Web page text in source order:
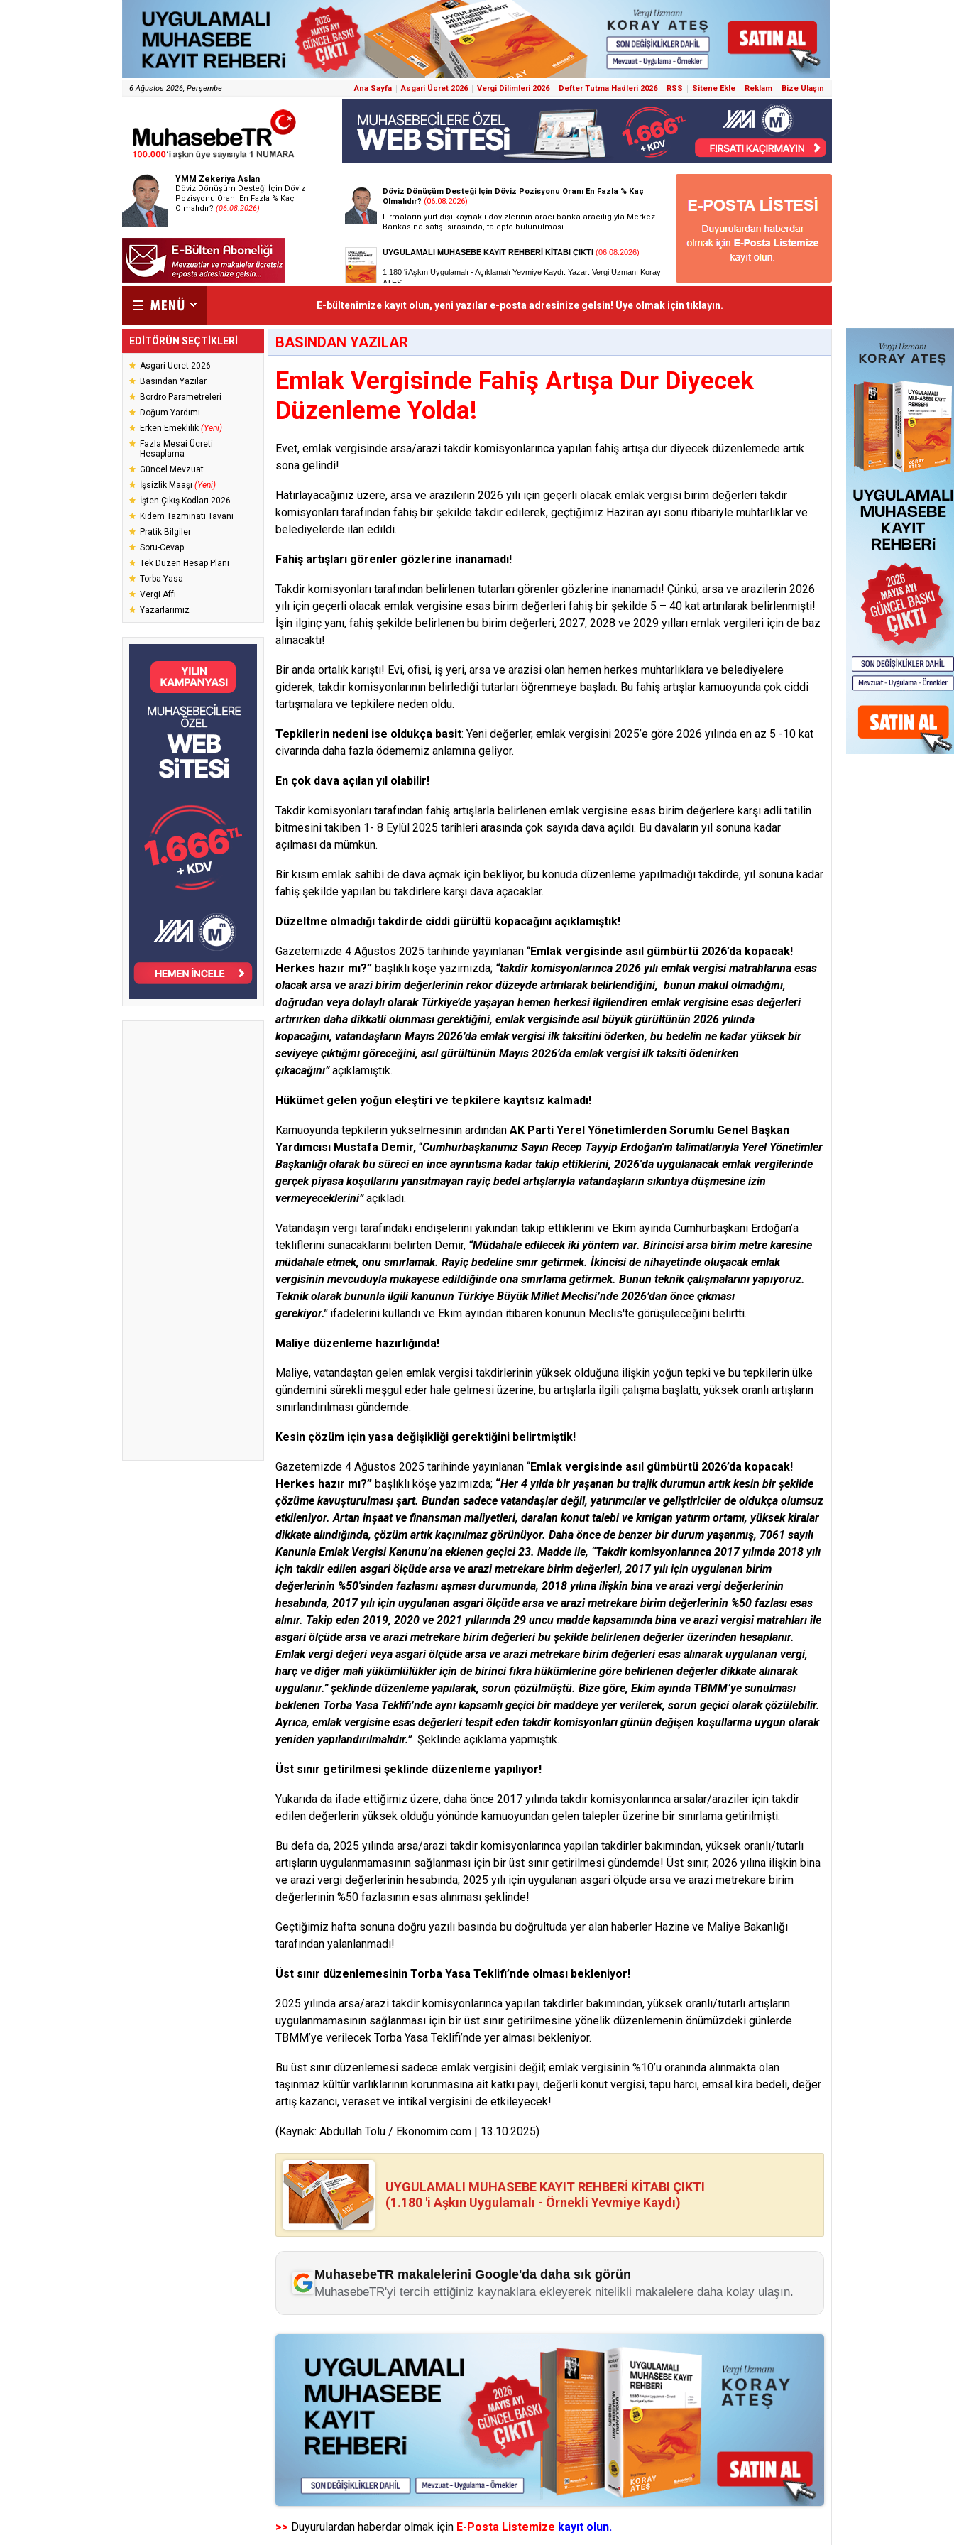
6 Ağustos 2026, Perşembe Ana Sayfa Asgari Ücret 2026 Vergi Dilimleri 2026 Defter Tutma Hadleri 2026 RSS Sitene Ekle Reklam Bize Ulaşın
YMM Zekeriya Aslan
Döviz Dönüşüm Desteği İçin Döviz
Pozisyonu Oranı En Fazla % Kaç
Olmalıdır? (06.08.2026)
E-bültenimize kayıt olun, yeni yazılar e-posta adresinize gelsin! Üye olmak için tıklayın.
EDİTÖRÜN SEÇTİKLERİ
Asgari Ücret 2026
Basından Yazılar
Bordro Parametreleri
Doğum Yardımı
Erken Emeklilik (Yeni)
Fazla Mesai Ücreti
Hesaplama
Güncel Mevzuat
İşsizlik Maaşı (Yeni)
İşten Çıkış Kodları 2026
Kıdem Tazminatı Tavanı
Pratik Bilgiler
Soru-Cevap
Tek Düzen Hesap Planı
Torba Yasa
Vergi Affı
Yazarlarımız
BASINDAN YAZILAR
Emlak Vergisinde Fahiş Artışa Dur Diyecek
Düzenleme Yolda!
Evet, emlak vergisinde arsa/arazi takdir komisyonlarınca yapılan fahiş artışa dur diyecek düzenlemede artık
sona gelindi!
Hatırlayacağınız üzere, arsa ve arazilerin 2026 yılı için geçerli olacak emlak vergisi birim değerleri takdir
komisyonları tarafından fahiş bir şekilde takdir edilerek, geçtiğimiz Haziran ayı sonu itibariyle muhtarlıklar ve
belediyelerde ilan edildi.
Fahiş artışları görenler gözlerine inanamadı!
Takdir komisyonları tarafından belirlenen tutarları görenler gözlerine inanamadı! Çünkü, arsa ve arazilerin 2026
yılı için geçerli olacak emlak vergisine esas birim değerleri fahiş bir şekilde 5 – 40 kat artırılarak belirlenmişti!
İşin ilginç yanı, fahiş şekilde belirlenen bu birim değerleri, 2027, 2028 ve 2029 yılları emlak vergileri için de baz
alınacaktı!
Bir anda ortalık karıştı! Evi, ofisi, iş yeri, arsa ve arazisi olan hemen herkes muhtarlıklara ve belediyelere
giderek, takdir komisyonlarının belirlediği tutarları öğrenmeye başladı. Bu fahiş artışlar kamuoyunda çok ciddi
tartışmalara ve tepkilere neden oldu.
Tepkilerin nedeni ise oldukça basit: Yeni değerler, emlak vergisini 2025’e göre 2026 yılında en az 5 -10 kat
civarında daha fazla ödememiz anlamına geliyor.
En çok dava açılan yıl olabilir!
Takdir komisyonları tarafından fahiş artışlarla belirlenen emlak vergisine esas birim değerlere karşı adli tatilin
bitmesini takiben 1- 8 Eylül 2025 tarihleri arasında çok sayıda dava açıldı. Bu davaların yıl sonuna kadar
açılması da mümkün.
Bir kısım emlak sahibi de dava açmak için bekliyor, bu konuda düzenleme yapılmadığı takdirde, yıl sonuna kadar
fahiş şekilde yapılan bu takdirlere karşı dava açacaklar.
Düzeltme olmadığı takdirde ciddi gürültü kopacağını açıklamıştık!
Gazetemizde 4 Ağustos 2025 tarihinde yayınlanan “Emlak vergisinde asıl gümbürtü 2026’da kopacak!
Herkes hazır mı?” başlıklı köşe yazımızda; “takdir komisyonlarınca 2026 yılı emlak vergisi matrahlarına esas
olacak arsa ve arazi birim değerlerinin rekor düzeyde artırılarak belirlendiğini, bunun makul olmadığını,
doğrudan veya dolaylı olarak Türkiye’de yaşayan hemen herkesi ilgilendiren emlak vergisine esas değerleri
artırırken daha dikkatli olunması gerektiğini, emlak vergisinde asıl büyük gürültünün 2026 yılında
kopacağını, vatandaşların Mayıs 2026’da emlak vergisi ilktaksitiniöderken, bu bedelin ne kadar yüksek bir
seviyeye çıktığını göreceğini, asıl gürültünün Mayıs 2026’da emlak vergisi ilktaksitiödenirken
çıkacağını”açıklamıştık.
Hükümet gelen yoğun eleştiri ve tepkilere kayıtsız kalmadı!
Kamuoyunda tepkilerin yükselmesinin ardından AK Parti Yerel Yönetimlerden Sorumlu Genel Başkan
Yardımcısı Mustafa Demir, “Cumhurbaşkanımız Sayın Recep Tayyip Erdoğan'ın talimatlarıyla Yerel Yönetimler
Başkanlığı olarak bu süreci en ince ayrıntısına kadar takip ettiklerini, 2026'da uygulanacak emlak vergilerinde
gerçek piyasa koşullarını yansıtmayan rayiç bedel artışlarıyla vatandaşların sıkıntıya düşmesine izin
vermeyeceklerini”açıkladı.
Vatandaşın vergi tarafındaki endişelerini yakından takip ettiklerini ve Ekim ayında Cumhurbaşkanı Erdoğan’a
tekliflerini sunacaklarını belirten Demir, “Müdahale edilecek iki yöntem var. Birincisi arsa birim metre karesine
müdahale etmek, onu sınırlamak. Rayiç bedeline sınır getirmek. İkincisi de nihayetinde oluşacak emlak
vergisinin mevcuduyla mukayese edildiğinde ona sınırlama getirmek. Bunun teknik çalışmalarını yapıyoruz.
Teknik olarak bununla ilgili kanunun Türkiye Büyük Millet Meclisi’nde 2026’dan önce çıkması
gerekiyor." ifadelerini kullandı ve Ekim ayından itibaren konunun Meclis'te görüşüleceğini belirtti.
Maliye düzenleme hazırlığında!
Maliye, vatandaştan gelen emlak vergisi takdirlerinin yüksek olduğuna ilişkin yoğun tepki ve bu tepkilerin ülke
gündemini sürekli meşgul eder hale gelmesi üzerine, bu artışlarla ilgili çalışma başlattı, yüksek oranlı artışların
sınırlandırılması gündemde.
Kesin çözüm için yasa değişikliği gerektiğini belirtmiştik!
Gazetemizde 4 Ağustos 2025 tarihinde yayınlanan “Emlak vergisinde asıl gümbürtü 2026’da kopacak!
Herkes hazır mı?” başlıklı köşe yazımızda; “Her 4 yılda bir yaşanan bu trajik durumun artık kesin bir şekilde
çözüme kavuşturulması şart. Bundan sadece vatandaşlar değil, yatırımcılar ve geliştiriciler de oldukça olumsuz
etkileniyor. Artan inşaat ve finansman maliyetleri, daralan konut talebi ve kırılgan yatırım ortamı, yüksek kiralar
dikkate alındığında, çözüm artık kaçınılmaz görünüyor. Daha önce de benzer bir durum yaşanmış, 7061 sayılı
Kanunla Emlak Vergisi Kanunu’na eklenen geçici 23. Madde ile, “Takdir komisyonlarınca 2017 yılında 2018 yılı
için takdir edilen asgari ölçüde arsa ve arazi metrekare birim değerleri, 2017 yılı için uygulanan birim
değerlerinin %50'sinden fazlasını aşması durumunda, 2018 yılına ilişkin bina ve arazi vergi değerlerinin
hesabında, 2017 yılı için uygulanan asgari ölçüde arsa ve arazi metrekare birim değerlerinin %50 fazlası esas
alınır. Takip eden 2019, 2020 ve 2021 yıllarında 29 uncu madde kapsamında bina ve arazi vergisi matrahları ile
asgari ölçüde arsa ve arazi metrekare birim değerleri bu şekilde belirlenen değerler üzerinden hesaplanır.
Emlak vergi değeri veya asgari ölçüde arsa ve arazi metrekare birim değerleri esas alınarak uygulanan vergi,
harç ve diğer mali yükümlülükler için de birinci fıkra hükümlerine göre belirlenen değerler dikkate alınarak
uygulanır.” şeklinde düzenleme yapılarak, sorun çözülmüştü. Bize göre, Ekim ayında TBMM’ye sunulması
beklenen Torba Yasa Teklifi’nde aynı kapsamlı geçici bir maddeye yer verilerek, sorun geçici olarak çözülebilir.
Ayrıca, emlak vergisine esas değerleri tespit eden takdir komisyonları günün değişen koşullarına uygun olarak
yeniden yapılandırılmalıdır.” Şeklinde açıklama yapmıştık.
Üst sınır getirilmesi şeklinde düzenleme yapılıyor!
Yukarıda da ifade ettiğimiz üzere, daha önce 2017 yılında takdir komisyonlarınca arsalar/araziler için takdir
edilen değerlerin yüksek olduğu yönünde kamuoyundan gelen talepler üzerine bir sınırlama getirilmişti.
Bu defa da, 2025 yılında arsa/arazi takdir komisyonlarınca yapılan takdirler bakımından, yüksek oranlı/tutarlı
artışların uygulanmamasının sağlanması için bir üst sınır getirilmesi gündemde! Üst sınır, 2026 yılına ilişkin bina
ve arazi vergi değerlerinin hesabında, 2025 yılı için uygulanan asgari ölçüde arsa ve arazi metrekare birim
değerlerinin %50 fazlasının esas alınması şeklinde!
Geçtiğimiz hafta sonuna doğru yazılı basında bu doğrultuda yer alan haberler Hazine ve Maliye Bakanlığı
tarafından yalanlanmadı!
Üst sınır düzenlemesinin Torba Yasa Teklifi’nde olması bekleniyor!
2025 yılında arsa/arazi takdir komisyonlarınca yapılan takdirler bakımından, yüksek oranlı/tutarlı artışların
uygulanmamasının sağlanması için bir üst sınır getirilmesine yönelik düzenlemenin önümüzdeki günlerde
TBMM’ye verilecek Torba Yasa Teklifi’nde yer alması bekleniyor.
Bu üst sınır düzenlemesi sadece emlak vergisini değil; emlak vergisinin %10’u oranında alınmakta olan
taşınmaz kültür varlıklarının korunmasına ait katkı payı, değerli konut vergisi, tapu harcı, emsal kira bedeli, değer
artış kazancı, veraset ve intikal vergisini de etkileyecek!
(Kaynak: Abdullah Tolu / Ekonomim.com | 13.10.2025)
UYGULAMALI MUHASEBE KAYIT REHBERİ KİTABI ÇIKTI
(1.180 'i Aşkın Uygulamalı - Örnekli Yevmiye Kaydı)
MuhasebeTR makalelerini Google'da daha sık görün
MuhasebeTR'yi tercih ettiğiniz kaynaklara ekleyerek nitelikli makalelere daha kolay ulaşın.
>> Duyurulardan haberdar olmak için E-Posta Listemize kayıt olun.